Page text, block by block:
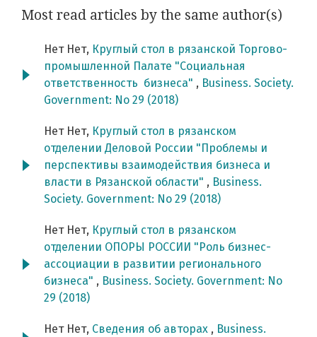
Most read articles by the same author(s)
Нет Нет, Круглый стол в рязанской Торгово-
промышленной Палате "Социальная
ответственность бизнеса" , Business. Society.
Government: No 29 (2018)
Нет Нет, Круглый стол в рязанском
отделении Деловой России "Проблемы и
перспективы взаимодействия бизнеса и
власти в Рязанской области" , Business.
Society. Government: No 29 (2018)
Нет Нет, Круглый стол в рязанском
отделении ОПОРЫ РОССИИ "Роль бизнес-
ассоциации в развитии регионального
бизнеса" , Business. Society. Government: No
29 (2018)
Нет Нет, Сведения об авторах , Business.